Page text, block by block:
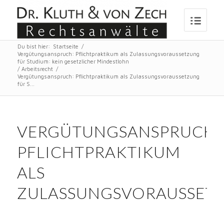
Du bist hier: Startseite
/
Vergütungsanspruch: Pflichtpraktikum als Zulassungsvoraussetzung
für Studium: kein gesetzlicher Mindestlohn
/ Arbeitsrecht /
Vergütungsanspruch: Pflichtpraktikum als Zulassungsvoraussetzung
für S...
VERGÜTUNGSANSPRUCH:
PFLICHTPRAKTIKUM
ALS